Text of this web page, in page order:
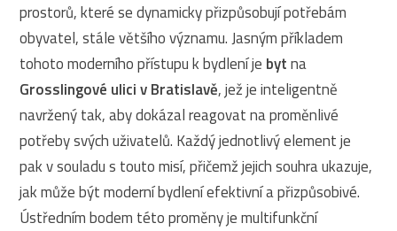
prostorů, které se dynamicky přizpůsobují potřebám
obyvatel, stále většího významu. Jasným příkladem
tohoto moderního přístupu k bydlení je bytna
Grosslingové ulici v Bratislavě, jež je inteligentně
navržený tak, aby dokázal reagovat na proměnlivé
potřeby svých uživatelů. Každý jednotlivý element je
pak v souladu s touto misí, přičemž jejich souhra ukazuje,
jak může být moderní bydlení efektivní a přizpůsobivé.
Ústředním bodem této proměny je multifunkční